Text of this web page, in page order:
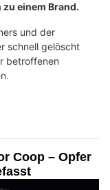
einem Brand.
und der
schnell gelöscht
betroffenen
Coop – Opfer